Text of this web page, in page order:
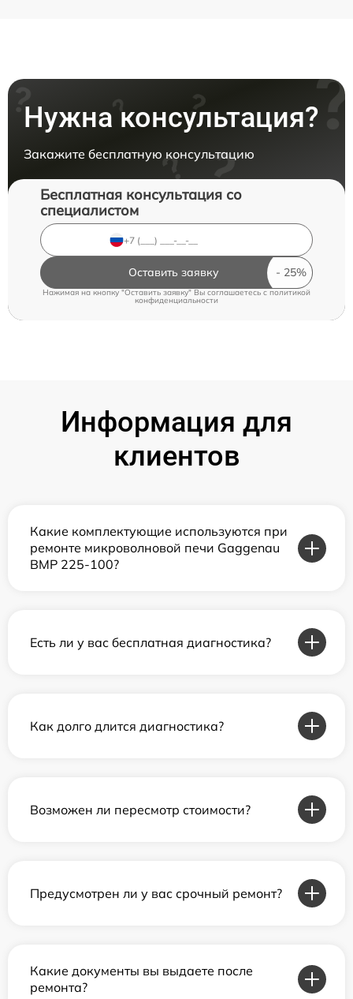
Нужна консультация?
Закажите бесплатную консультацию
Бесплатная консультация со
специалистом
Оставить заявку
Нажимая на кнопку "Оставить заявку" Вы соглашаетесь cполитикой
конфиденциальности
Информация для
клиентов
Какие комплектующие используются при
ремонте микроволновой печи Gaggenau
BMP 225-100?
Есть ли у вас бесплатная диагностика?
Как долго длится диагностика?
Возможен ли пересмотр стоимости?
Предусмотрен ли у вас срочный ремонт?
Какие документы вы выдаете после
ремонта?